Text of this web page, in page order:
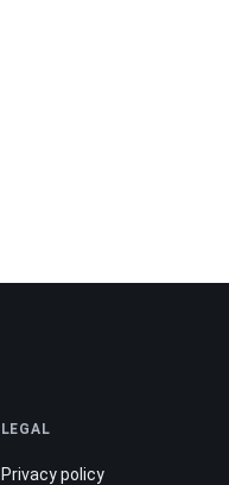
LEGAL
Privacy policy